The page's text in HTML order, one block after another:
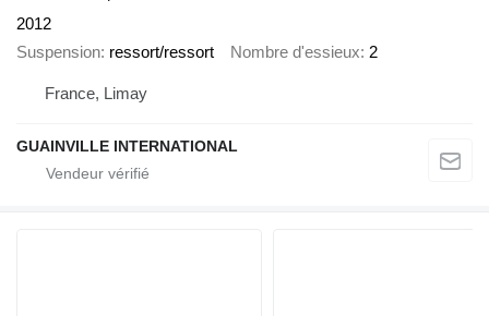
2012
Suspension ressort/ressort Nombre d'essieux 2
France, Limay
GUAINVILLE INTERNATIONAL